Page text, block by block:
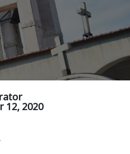
12, 2020